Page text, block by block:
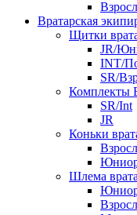
Вратарская
Щитки
JR/
INT/
SR/
Комплекты
SR/Int
JR
Коньки
Шлема